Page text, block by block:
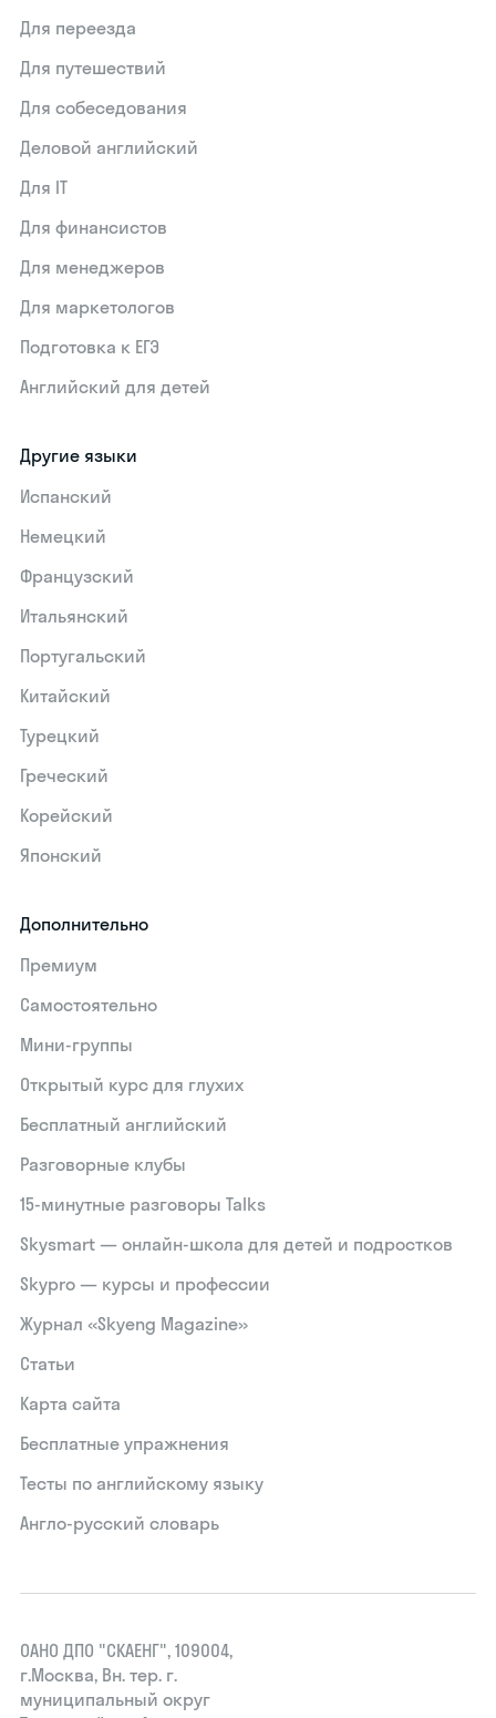
Для переезда
Для путешествий
Для собеседования
Деловой английский
Для IT
Для финансистов
Для менеджеров
Для маркетологов
Подготовка к ЕГЭ
Английский для детей
Другие языки
Испанский
Немецкий
Французский
Итальянский
Португальский
Китайский
Турецкий
Греческий
Корейский
Японский
Дополнительно
Премиум
Самостоятельно
Мини-группы
Открытый курс для глухих
Бесплатный английский
Разговорные клубы
15‑минутные разговоры Talks
Skysmart — онлайн-школа для детей и подростков
Skypro — курсы и профессии
Журнал «Skyeng Magazine»
Статьи
Карта сайта
Бесплатные упражнения
Тесты по английскому языку
Англо-русский словарь
ОАНО ДПО "СКАЕНГ", 109004,
г.Москва, Вн. тер. г.
муниципальный округ